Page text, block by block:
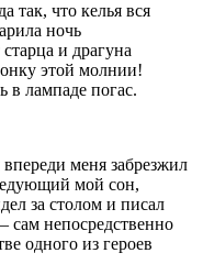
так, что келья вся
ночь
и драгуна
этой молнии!
в лампаде погас.
меня забрезжил
мой сон,
за столом и писал
сам непосредственно
одного из героев